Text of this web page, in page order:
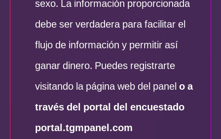
debe ser verdadera para facilitar el
flujo de información y permitir así
ganar dinero. Puedes registrarte
visitando la página web del panelo a
través del portal del encuestado
portal.tgmpanel.com